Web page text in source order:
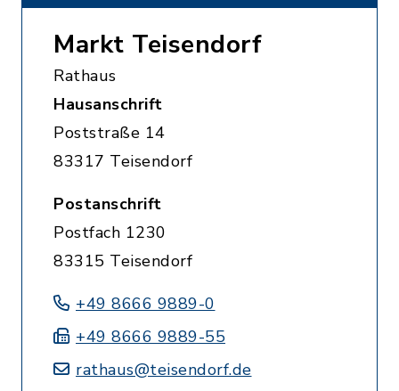
Markt Teisendorf
Rathaus
Hausanschrift
Poststraße 14
83317 Teisendorf
Postanschrift
Postfach 1230
83315 Teisendorf
+49 8666 9889-0
+49 8666 9889-55
rathaus@teisendorf.de